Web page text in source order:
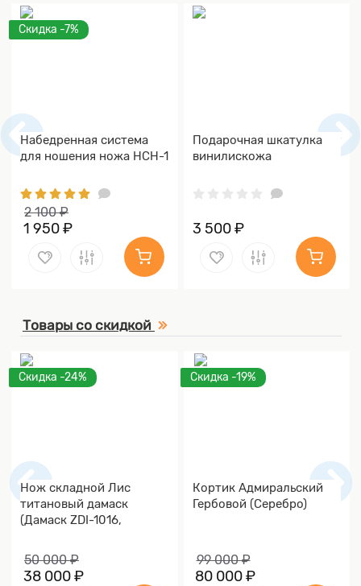
Скидка -7%
Набедренная система
для ношения ножа НСН-1
2 100 ₽
1 950 ₽
Подарочная шкатулка
винилискожа
3 500 ₽
Товары со скидкой
Скидка -24%
Нож складной Лис
титановый дамаск
(Дамаск ZDI-1016,
50 000 ₽
38 000 ₽
Скидка -19%
Кортик Адмиральский
Гербовой (Серебро)
99 000 ₽
80 000 ₽